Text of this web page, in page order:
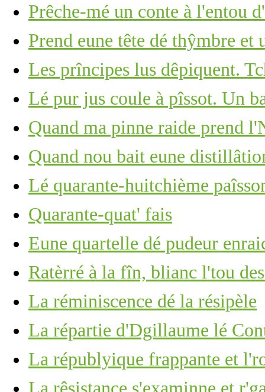
Prêche-mé un conte à l'entou
Prend eune tête dé thŷmbre et
Les prîncipes lus dêpiquent.
Lé pur jus coule à pîssot. Un
Quand ma pinne raide prend
Quand nou bait eune
Lé quarante-huitchième
Quarante-quat' fais
Eune quartelle dé pudeur
Ratèrré à la fîn, blianc l'tou
La réminiscence dé la résipèle
La répartie d'Dgillaume lé
La républyique frappante et